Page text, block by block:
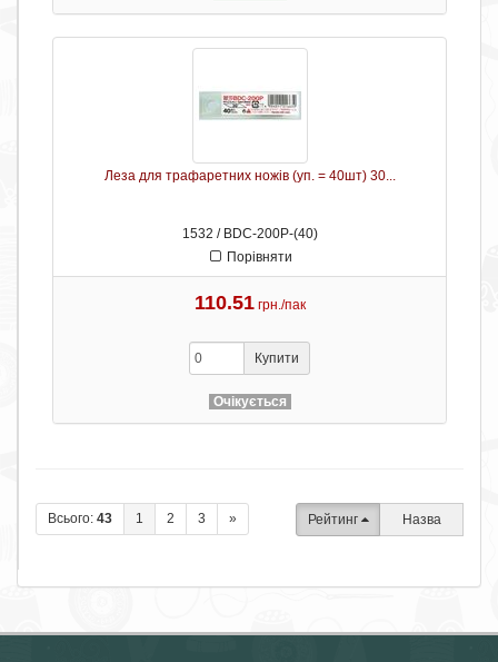
Леза для трафаретних ножів (уп. = 40шт) 30...
1532 / BDC-200P-(40)
Порівняти
110.51 грн./пак
Купити
Очікується
Всього: 43 1 2 3 » Рейтинг Назва